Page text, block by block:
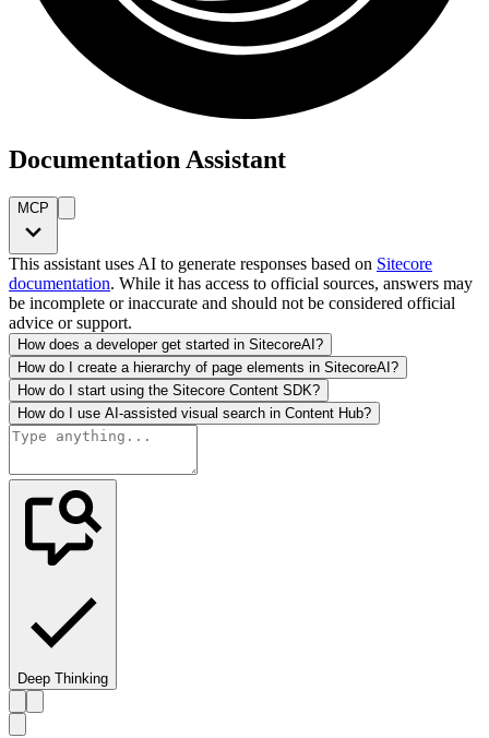
Documentation Assistant
MCP
This assistant uses AI to generate responses based on Sitecore
documentation. While it has access to official sources, answers may
be incomplete or inaccurate and should not be considered official
advice or support.
How does a developer get started in SitecoreAI?
How do I create a hierarchy of page elements in SitecoreAI?
How do I start using the Sitecore Content SDK?
How do I use AI-assisted visual search in Content Hub?
Deep Thinking